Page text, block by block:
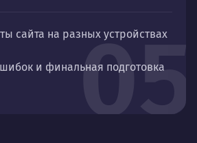
05
сайта на разных устройствах
и финальная подготовка